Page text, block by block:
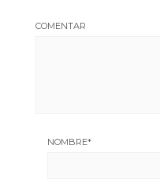
COMENTAR
NOMBRE*